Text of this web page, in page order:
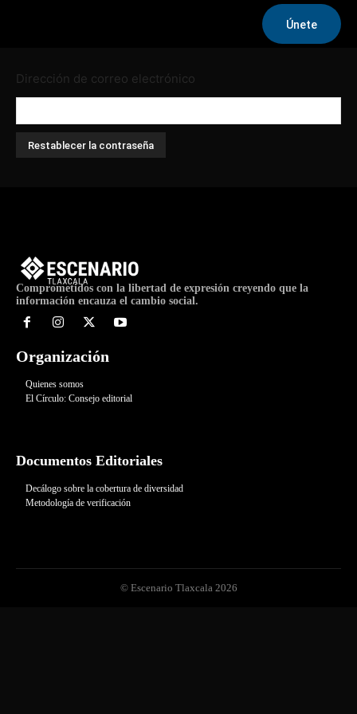
Únete
Restablecer la contraseña
Dirección de correo electrónico
Comprometidos con la libertad de expresión creyendo que la
información encauza el cambio social.
Organización
Quienes somos
El Círculo: Consejo editorial
Documentos Editoriales
Decálogo sobre la cobertura de diversidad
Metodología de verificación
© Escenario Tlaxcala 2026